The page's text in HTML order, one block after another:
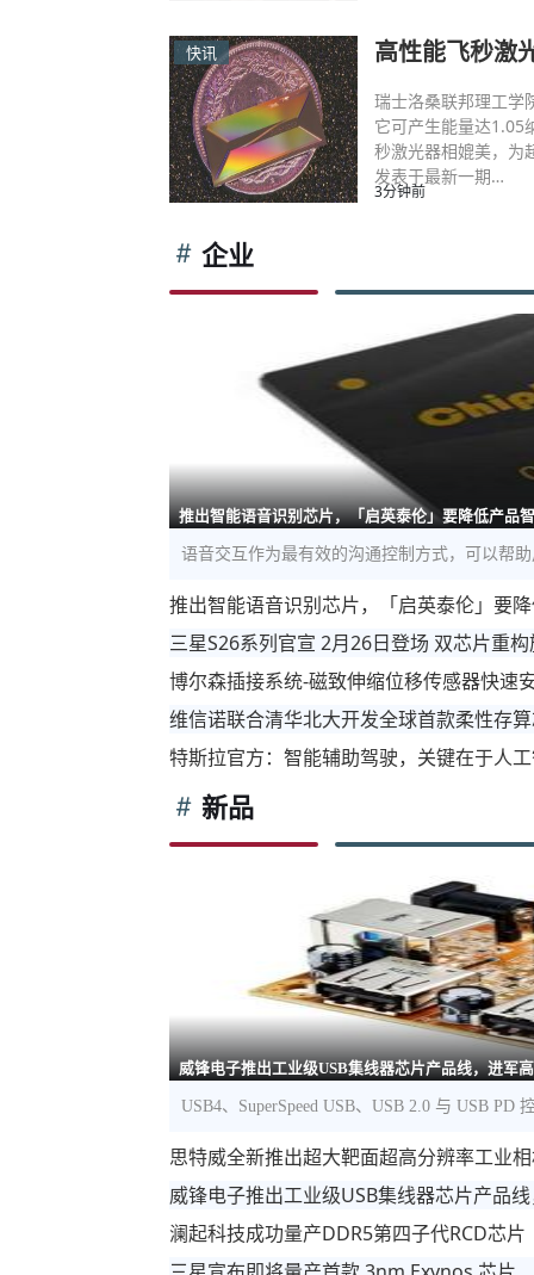
快讯 高性能飞秒激
瑞士洛桑联邦理工学
它可产生能量达1.05
秒激光器相媲美，为
发表于最新一期…
3分钟前
企业
推出智能语音识别芯片，「启英泰伦」要降低产品
语音交互作为最有效的沟通控制方式，可以帮
推出智能语音识别芯片，「启英泰伦」要
三星S26系列官宣 2月26日登场 双芯片重
博尔森插接系统-磁致伸缩位移传感器快速
维信诺联合清华北大开发全球首款柔性存
特斯拉官方：智能辅助驾驶，关键在于人
新品
威锋电子推出工业级USB集线器芯片产品线，进军
USB4、SuperSpeed USB、USB 2.0 与 USB
思特威全新推出超大靶面超高分辨率工业
威锋电子推出工业级USB集线器芯片产品
澜起科技成功量产DDR5第四子代RCD芯片